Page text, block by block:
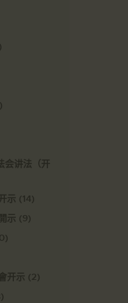
会讲法（开
示 (14)
示 (9)
开示 (2)